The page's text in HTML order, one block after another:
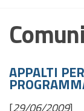
APPALTI
[29/06/2009]